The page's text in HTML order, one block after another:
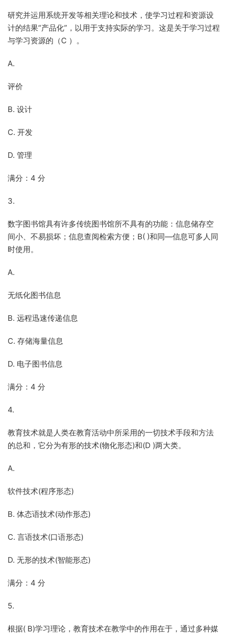
研究并运用系统开发等相关理论和技术，使学习过程和资源设
计的结果“产品化”，以用于支持实际的学习。这是关于学习过程
与学习资源的（C ）。
A.
评价
B. 设计
C. 开发
D. 管理
满分：4 分
3.
数字图书馆具有许多传统图书馆所不具有的功能：信息储存空
间小、不易损坏；信息查阅检索方便；B( )和同—信息可多人同
时使用。
A.
无纸化图书信息
B. 远程迅速传递信息
C. 存储海量信息
D. 电子图书信息
满分：4 分
4.
教育技术就是人类在教育活动中所采用的一切技术手段和方法
的总和，它分为有形的技术(物化形态)和(D )两大类。
A.
软件技术(程序形态)
B. 体态语技术(动作形态)
C. 言语技术(口语形态)
D. 无形的技术(智能形态)
满分：4 分
5.
根据( B)学习理论，教育技术在教学中的作用在于，通过多种媒